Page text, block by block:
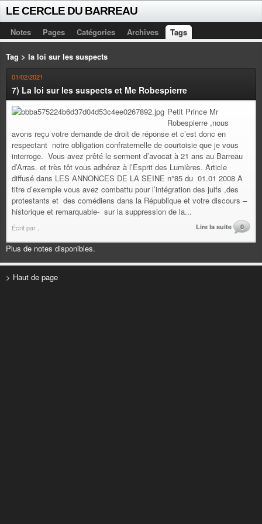
LE CERCLE DU BARREAU
Notes Pages Catégories Archives Tags
Tag > la loi sur les suspects
01/02/2021
7) La loi sur les suspects et Me Robespierre
Petit Prince Mr
Robespierre ,nous
avons reçu votre demande de droit de réponse et c’est donc en
respectant notre obligation confraternelle de courtoisie que je vous
interroge. Vous avez prêté le serment d’avocat à 21 ans au Barreau
d’Arras. et très tôt vous adhérez à l’Esprit des Lumières. Article
diffusé dans LES ANNONCES DE LA SEINE n°85 du 01.01 2008 A
titre d’exemple vous avez combattu pour l’intégration des juifs ,des
protestants et des comédiens dans la République et votre discours –
historique et remarquable- sur la suppression de la...
Écrit par Lire la suite 0
Plus de notes disponibles.
> Haut de page